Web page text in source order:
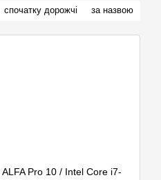
спочатку дорожчі за назвою